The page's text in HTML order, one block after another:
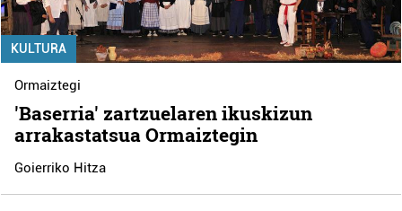
KULTURA
Ormaiztegi
'Baserria' zartzuelaren ikuskizun
arrakastatsua Ormaiztegin
Goierriko Hitza